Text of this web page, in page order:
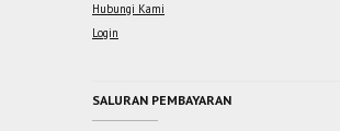
Hubungi Kami
Login
SALURAN PEMBAYARAN